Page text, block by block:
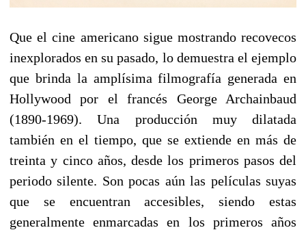
Que el cine americano sigue mostrando recovecos
inexplorados en su pasado, lo demuestra el ejemplo
que brinda la amplísima filmografía generada en
Hollywood por el francés George Archainbaud
(1890-1969). Una producción muy dilatada
también en el tiempo, que se extiende en más de
treinta y cinco años, desde los primeros pasos del
periodo silente. Son pocas aún las películas suyas
que se encuentran accesibles, siendo estas
generalmente enmarcadas en los primeros años